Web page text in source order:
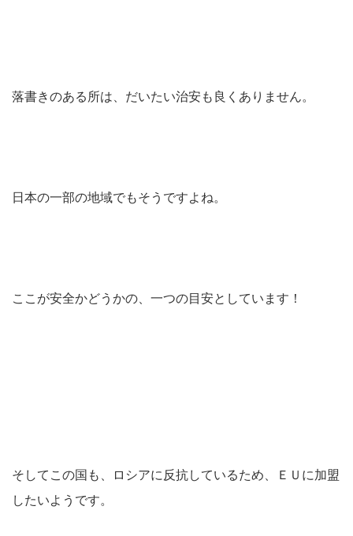
落書きのある所は、だいたい治安も良くありません。
日本の一部の地域でもそうですよね。
ここが安全かどうかの、一つの目安としています！
そしてこの国も、ロシアに反抗しているため、ＥＵに加盟
したいようです。